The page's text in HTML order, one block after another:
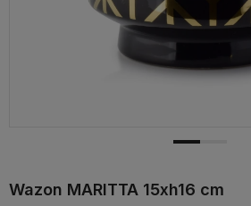
Wazon MARITTA 15xh16 cm